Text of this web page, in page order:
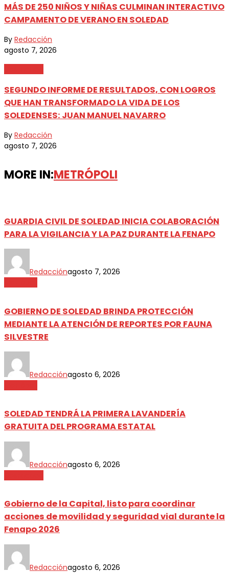
MÁS DE 250 NIÑOS Y NIÑAS CULMINAN INTERACTIVO
CAMPAMENTO DE VERANO EN SOLEDAD
By Redacción
agosto 7, 2026
SEGUNDO INFORME DE RESULTADOS, CON LOGROS
QUE HAN TRANSFORMADO LA VIDA DE LOS
SOLEDENSES: JUAN MANUEL NAVARRO
By Redacción
agosto 7, 2026
MORE IN:METRÓPOLI
GUARDIA CIVIL DE SOLEDAD INICIA COLABORACIÓN
PARA LA VIGILANCIA Y LA PAZ DURANTE LA FENAPO
Redacciónagosto 7, 2026
GOBIERNO DE SOLEDAD BRINDA PROTECCIÓN
MEDIANTE LA ATENCIÓN DE REPORTES POR FAUNA
SILVESTRE
Redacciónagosto 6, 2026
SOLEDAD TENDRÁ LA PRIMERA LAVANDERÍA
GRATUITA DEL PROGRAMA ESTATAL
Redacciónagosto 6, 2026
Gobierno de la Capital, listo para coordinar
acciones de movilidad y seguridad vial durante la
Fenapo 2026
Redacciónagosto 6, 2026